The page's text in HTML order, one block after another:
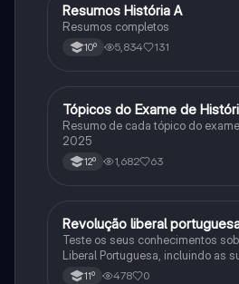
História
Resumos História A
Resumos completos
10º 5,834 131
História
Tópicos do Exame de
Resumo de cada tópico do
2025
12º 1,682 63
História
Revolução liberal
Teste os seus conhecimentos
Liberal Portuguesa, incluindo as
desenvolvimento e consequências.
11º 478 0